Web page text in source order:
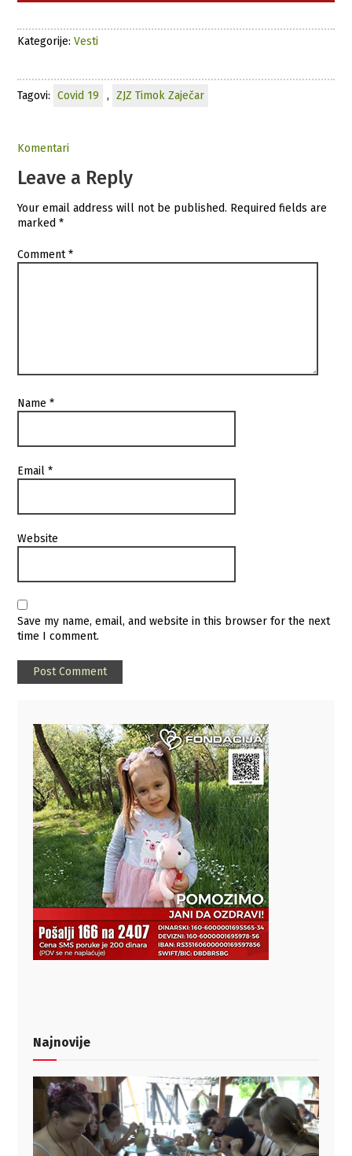
Kategorije:Vesti
Tagovi: Covid 19 , ZJZ Timok Zaječar
Komentari
Leave a Reply
Your email address will not be published. Required fields are
marked*
Comment*
Name*
Email*
Website
Save my name, email, and website in this browser for the next
time I comment.
Najnovije